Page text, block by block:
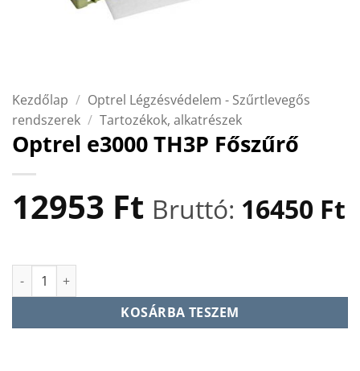
Kezdőlap / Optrel Légzésvédelem - Szűrtlevegős
rendszerek / Tartozékok, alkatrészek
Optrel e3000 TH3P Főszűrő
12953 Ft Bruttó: 16450 Ft
Optrel e3000 TH3P Főszűrő mennyiség
KOSÁRBA TESZEM